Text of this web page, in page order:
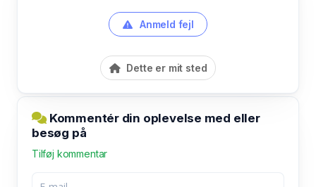
Anmeld fejl
Dette er mit sted
Kommentér din oplevelse med eller
besøg på
Tilføj kommentar